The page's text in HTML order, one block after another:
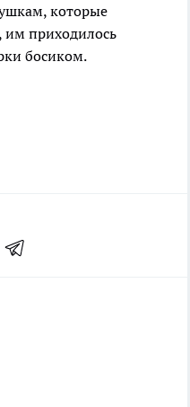
которые
им приходилось
босиком.